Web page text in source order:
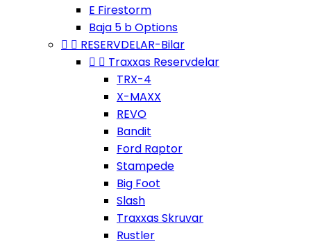
E Firestorm
Baja 5 b Options
  RESERVDELAR-Bilar
  Traxxas Reservdelar
TRX-4
X-MAXX
REVO
Bandit
Ford Raptor
Stampede
Big Foot
Slash
Traxxas Skruvar
Rustler